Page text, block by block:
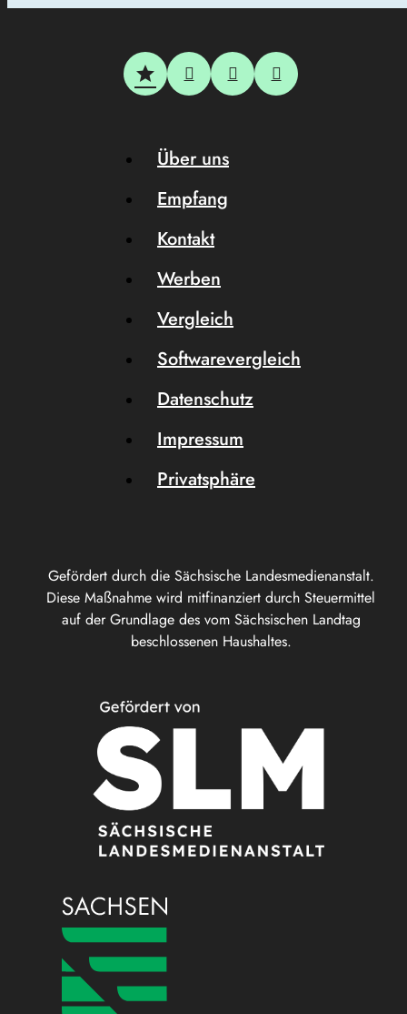
Gefördert durch die Sächsische Landesmedienanstalt.
Diese Maßnahme wird mitfinanziert durch Steuermittel
auf der Grundlage des vom Sächsischen Landtag
beschlossenen Haushaltes.
Über uns
Empfang
Kontakt
Werben
Vergleich
Softwarevergleich
Datenschutz
Impressum
Privatsphäre